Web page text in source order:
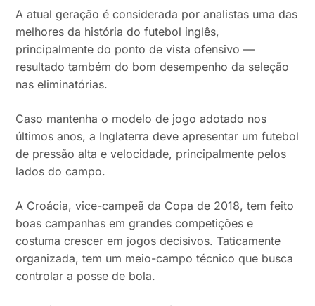
A atual geração é considerada por analistas uma das
melhores da história do futebol inglês,
principalmente do ponto de vista ofensivo —
resultado também do bom desempenho da seleção
nas eliminatórias.
Caso mantenha o modelo de jogo adotado nos
últimos anos, a Inglaterra deve apresentar um futebol
de pressão alta e velocidade, principalmente pelos
lados do campo.
A Croácia, vice-campeã da Copa de 2018, tem feito
boas campanhas em grandes competições e
costuma crescer em jogos decisivos. Taticamente
organizada, tem um meio-campo técnico que busca
controlar a posse de bola.